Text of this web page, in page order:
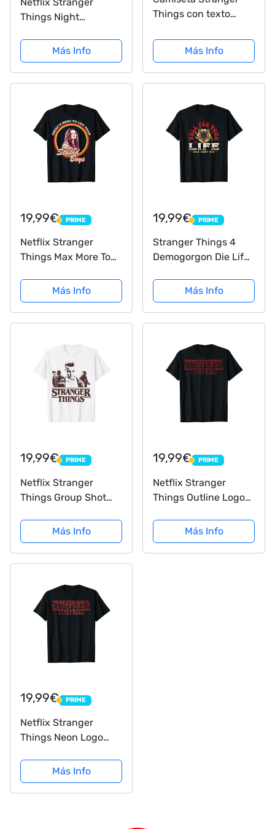
Things Night
Más Info
Things con texto
Más Info
19,99€ PRIME
PRIME
Netflix Stranger
Things Max More To
CamisetaMás Info
19,99€ PRIME
PRIME
Stranger Things 4
Demogorgon Die Life
Más Info
19,99€ PRIME
PRIME
Netflix Stranger
Things Group Shot
Más Info
19,99€ PRIME
PRIME
Netflix Stranger
Things Outline Logo
Más Info
19,99€ PRIME
PRIME
Netflix Stranger
Things Neon Logo
Más Info